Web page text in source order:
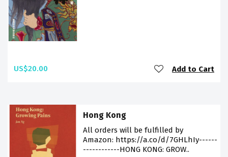
US$20.00 Add to Cart
Hong Kong
All orders will be fulfilled by
Amazon: https://a.co/d/7GHLhIy------
------------HONG KONG: GROW..